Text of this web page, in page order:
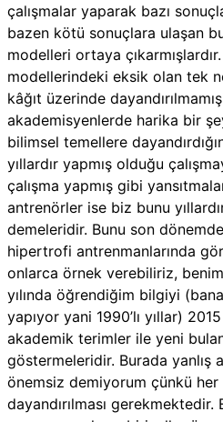
çalışmalar yaparak bazı
bazen kötü sonuçlara ulaşan
modelleri ortaya
modellerindeki eksik olan tek
kâğıt üzerinde
akademisyenlerde harika bir
bilimsel temellere
yıllardır yapmış olduğu
çalışma yapmış gibi
antrenörler ise biz bunu
demeleridir. Bunu son
hipertrofi antrenmanlarında
onlarca örnek verebiliriz,
yılında öğrendiğim bilgiyi
yapıyor yani 1990’lı yıllar)
akademik terimler ile yeni
göstermeleridir. Burada yanlış
önemsiz demiyorum çünkü
dayandırılması